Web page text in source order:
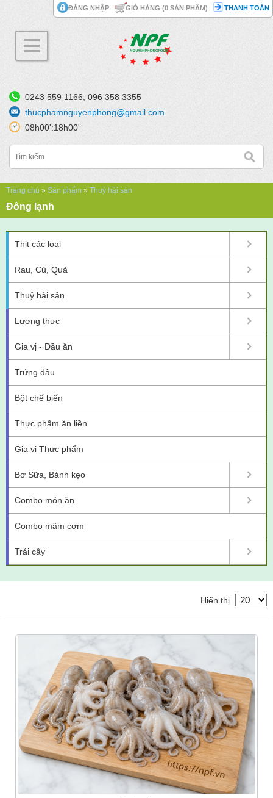
Nhảy đến nội dung
0243 559 1166; 096 358 3355
thucphamnguyenphong@gmail.com
08h00':18h00'
ĐĂNG NHẬP GIỎ HÀNG (0 SẢN PHẨM) THANH TOÁN
Bạn đang ở đây
Trang chủ » Sản phẩm » Thuỷ hải sản
Đông lạnh
Thịt các loại
Rau, Củ, Quả
Thuỷ hải sản
Lương thực
Gia vị - Dầu ăn
Trứng đậu
Bột chế biến
Thực phẩm ăn liền
Gia vị Thực phẩm
Bơ Sữa, Bánh kẹo
Combo món ăn
Combo mâm cơm
Trái cây
Hiển thị